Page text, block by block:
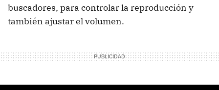
buscadores, para controlar la reproducción y
también ajustar el volumen.